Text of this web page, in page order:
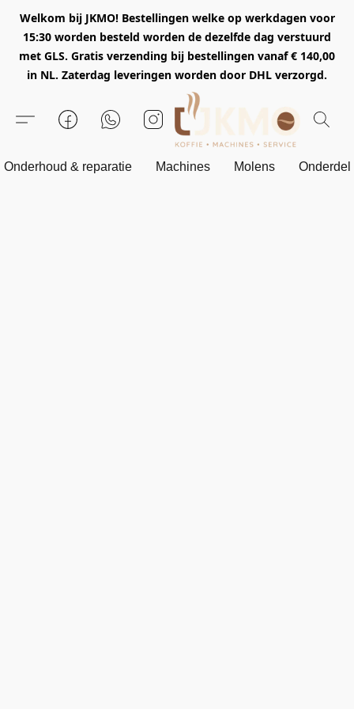
Welkom bij JKMO! Bestellingen welke op werkdagen voor
15:30 worden besteld worden de dezelfde dag verstuurd
met GLS. Gratis verzending bij bestellingen vanaf € 140,00
in NL. Zaterdag leveringen worden door DHL verzorgd.
Onderhoud & reparatie Machines Molens